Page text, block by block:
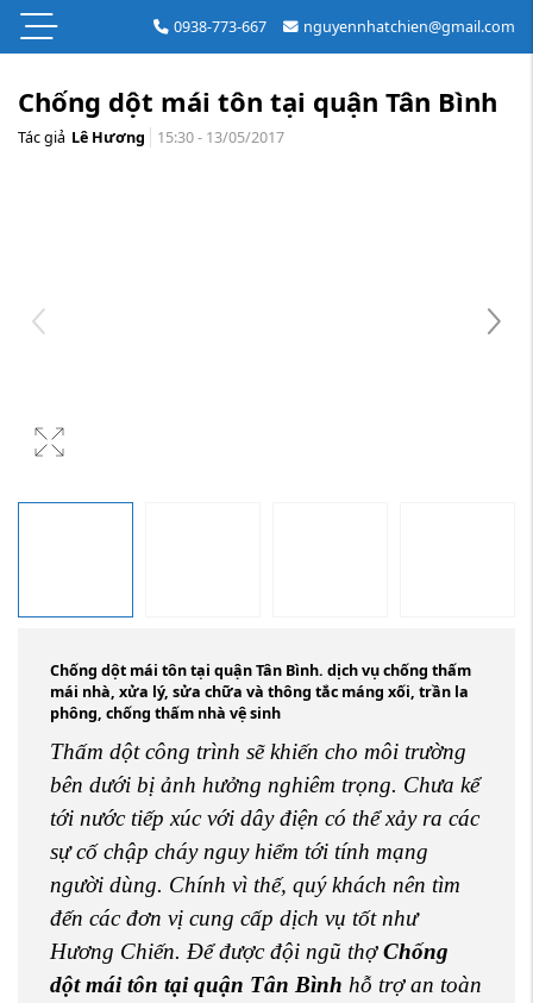
0938-773-667 nguyennhatchien@gmail.com
Chống dột mái tôn tại quận Tân Bình
Tác giả Lê Hương 15:30 - 13/05/2017
Chống dột mái tôn tại quận Tân Bình. dịch vụ chống thấm
mái nhà, xửa lý, sửa chữa và thông tắc máng xối, trần la
phông, chống thấm nhà vệ sinh
Thấm dột công trình sẽ khiến cho môi trường
bên dưới bị ảnh hưởng nghiêm trọng. Chưa kể
tới nước tiếp xúc với dây điện có thể xảy ra các
sự cố chập cháy nguy hiểm tới tính mạng
người dùng. Chính vì thế, quý khách nên tìm
đến các đơn vị cung cấp dịch vụ tốt như
Hương Chiến. Để được đội ngũ thợChống
dột mái tôn tại quận Tân Bình hỗ trợ an toàn